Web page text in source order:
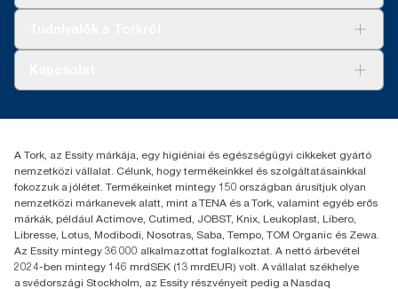
+36 1 392 2176
H-1021 Budapest
Budakeszi út 51.
A Tork, az Essity márkája, egy higiéniai és egészségügyi cikkeket gyártó
nemzetközi vállalat. Célunk, hogy termékeinkkel és szolgáltatásainkkal
fokozzuk a jólétet. Termékeinket mintegy 150 országban árusítjuk olyan
nemzetközi márkanevek alatt, mint a TENA és a Tork, valamint egyéb erős
márkák, például Actimove, Cutimed, JOBST, Knix, Leukoplast, Libero,
Libresse, Lotus, Modibodi, Nosotras, Saba, Tempo, TOM Organic és Zewa.
Az Essity mintegy 36 000 alkalmazottat foglalkoztat. A nettó árbevétel
2024-ben mintegy 146 mrdSEK (13 mrdEUR) volt. A vállalat székhelye
a svédországi Stockholm, az Essity részvényeit pedig a Nasdaq